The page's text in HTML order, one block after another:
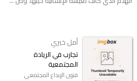
أمل خيري
تجارب في الريادة
المجتمعية
فنون الإبداع المجتمعي